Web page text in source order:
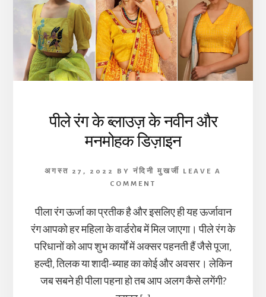
पीले रंग के ब्लाउज़ के नवीन और
मनमोहक डिज़ाइन
अगस्त 27, 2022 BY नंदिनी मुखर्जी
LEAVE A
COMMENT
पीला रंग ऊर्जा का प्रतीक है और इसलिए ही यह ऊर्जावान
रंग आपको हर महिला के वार्डरोब में मिल जाएगा। पीले रंग के
परिधानों को आप शुभ कार्यों में अक्सर पहनती हैं जैसे पूजा,
हल्दी, तिलक या शादी-ब्याह का कोई और अवसर। लेकिन
जब सबने ही पीला पहना हो तब आप अलग कैसे लगेंगी?